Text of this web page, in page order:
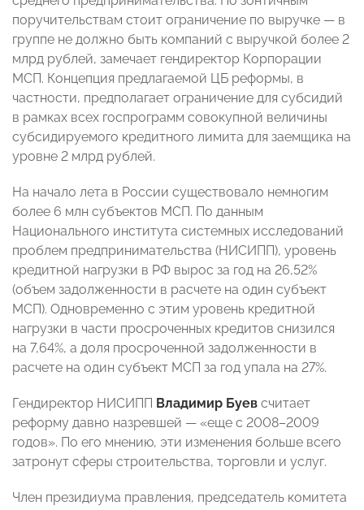
поручительствам стоит ограничение по выручке — в
группе не должно быть компаний с выручкой более 2
млрд рублей, замечает гендиректор Корпорации
МСП. Концепция предлагаемой ЦБ реформы, в
частности, предполагает ограничение для субсидий
в рамках всех госпрограмм совокупной величины
субсидируемого кредитного лимита для заемщика на
уровне 2 млрд рублей.
На начало лета в России существовало немногим
более 6 млн субъектов МСП. По данным
Национального института системных исследований
проблем предпринимательства (НИСИПП), уровень
кредитной нагрузки в РФ вырос за год на 26,52%
(объем задолженности в расчете на один субъект
МСП). Одновременно с этим уровень кредитной
нагрузки в части просроченных кредитов снизился
на 7,64%, а доля просроченной задолженности в
расчете на один субъект МСП за год упала на 27%.
Гендиректор НИСИПП Владимир Буев считает
реформу давно назревшей — «еще с 2008–2009
годов». По его мнению, эти изменения больше всего
затронут сферы строительства, торговли и услуг.
Член президиума правления, председатель комитета